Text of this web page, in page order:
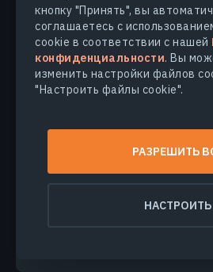
кнопку "Принять", вы
соглашаетесь с
cookie в соответствии с нашей
конфиденциальности. Вы
изменить настройки файлов
"Настроить файлы cookie".
РАЗРЕШИТЬ
НАСТРОИТЬ
УПРАВЛЕНИЕ ПОСЕВАМИ
Победить Патоген
Споры фузариоза могут
заражать основные культуры,
Узнайте, как защитить свои